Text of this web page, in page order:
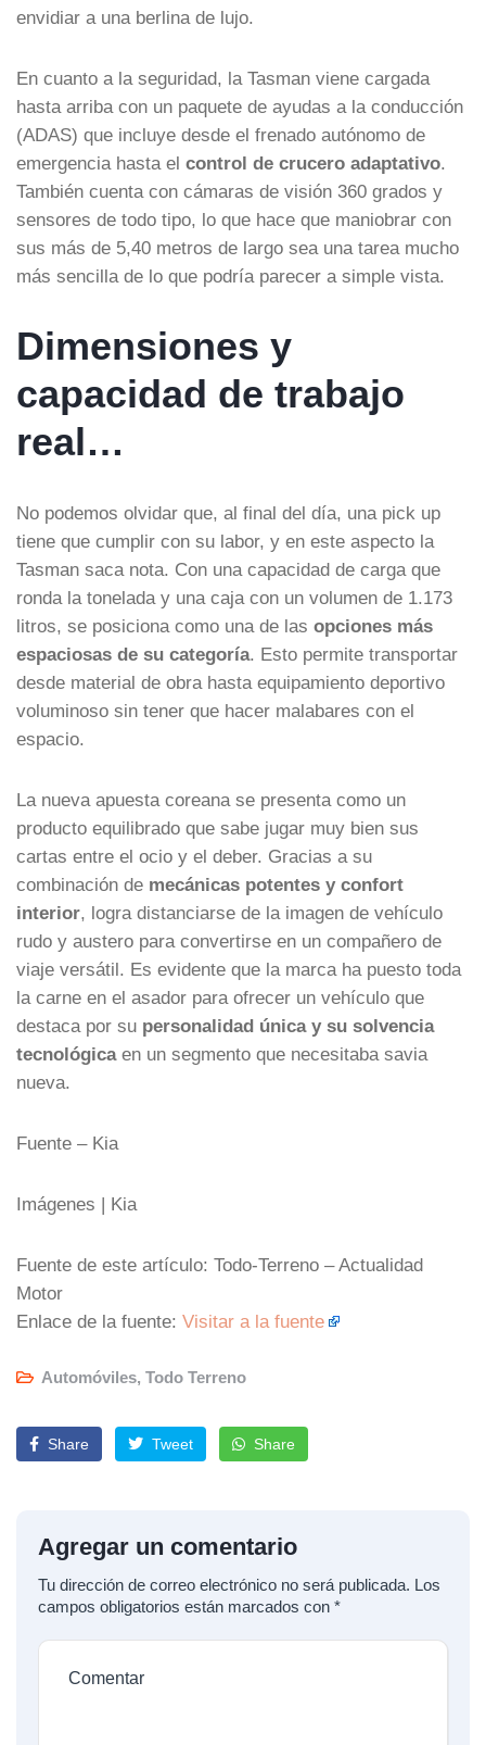
envidiar a una berlina de lujo.
En cuanto a la seguridad, la Tasman viene cargada
hasta arriba con un paquete de ayudas a la conducción
(ADAS) que incluye desde el frenado autónomo de
emergencia hasta el control de crucero adaptativo.
También cuenta con cámaras de visión 360 grados y
sensores de todo tipo, lo que hace que maniobrar con
sus más de 5,40 metros de largo sea una tarea mucho
más sencilla de lo que podría parecer a simple vista.
Dimensiones y
capacidad de trabajo
real…
No podemos olvidar que, al final del día, una pick up
tiene que cumplir con su labor, y en este aspecto la
Tasman saca nota. Con una capacidad de carga que
ronda la tonelada y una caja con un volumen de 1.173
litros, se posiciona como una de las opciones más
espaciosas de su categoría. Esto permite transportar
desde material de obra hasta equipamiento deportivo
voluminoso sin tener que hacer malabares con el
espacio.
La nueva apuesta coreana se presenta como un
producto equilibrado que sabe jugar muy bien sus
cartas entre el ocio y el deber. Gracias a su
combinación de mecánicas potentes y confort
interior, logra distanciarse de la imagen de vehículo
rudo y austero para convertirse en un compañero de
viaje versátil. Es evidente que la marca ha puesto toda
la carne en el asador para ofrecer un vehículo que
destaca por su personalidad única y su solvencia
tecnológicaen un segmento que necesitaba savia
nueva.
Fuente – Kia
Imágenes | Kia
Fuente de este artículo: Todo-Terreno – Actualidad
Motor
Enlace de la fuente: Visitar a la fuente
Automóviles, Todo Terreno
Share Tweet Share
Agregar un comentario
Tu dirección de correo electrónico no será publicada. Los
campos obligatorios están marcados con *